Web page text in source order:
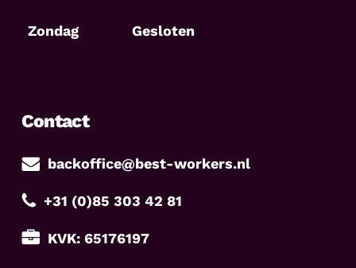
Zondag Gesloten
Contact
backoffice@best-workers.nl
+31 (0)85 303 42 81
KVK: 65176197